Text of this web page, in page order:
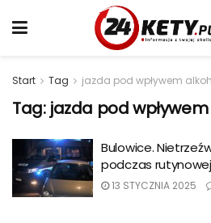
Start Tag jazda pod wpływem
Tag: jazda pod
Bulowice.
podczas
13 STYCZNIA 2025